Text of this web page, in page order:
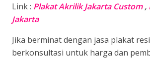
Link : Plakat Akrilik Jakarta Custom,
Jakarta
Jika berminat dengan jasa plakat
berkonsultasi untuk harga dan